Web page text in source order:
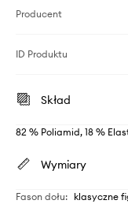
Producent
ID Produktu
Skład
82 % Poliamid, 18 %
Wymiary
Fason dołu: klasyczne